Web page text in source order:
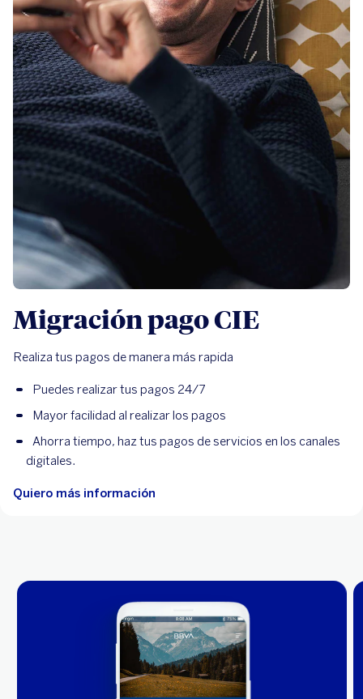
Migración pago CIE
Realiza tus pagos de manera más rapida
Puedes realizar tus pagos 24/7
Mayor facilidad al realizar los pagos
Ahorra tiempo, haz tus pagos de servicios en los canales
digitales.
Quiero más información